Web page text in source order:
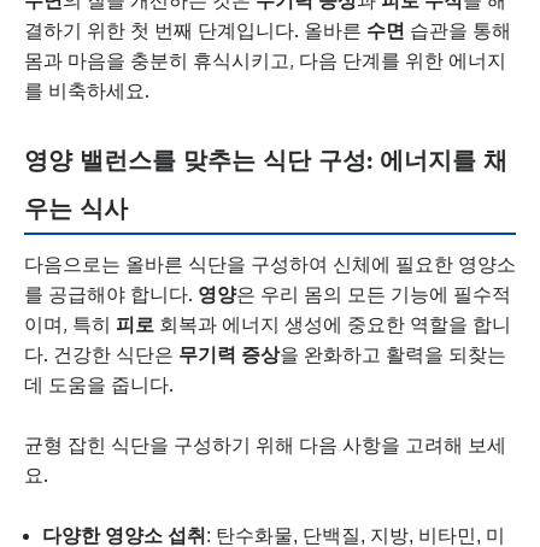
결하기 위한 첫 번째 단계입니다. 올바른 수면 습관을 통해
몸과 마음을 충분히 휴식시키고, 다음 단계를 위한 에너지
를 비축하세요.
영양 밸런스를 맞추는 식단 구성: 에너지를 채
우는 식사
다음으로는 올바른 식단을 구성하여 신체에 필요한 영양소
를 공급해야 합니다. 영양은 우리 몸의 모든 기능에 필수적
이며, 특히 피로 회복과 에너지 생성에 중요한 역할을 합니
다. 건강한 식단은 무기력 증상을 완화하고 활력을 되찾는
데 도움을 줍니다.
균형 잡힌 식단을 구성하기 위해 다음 사항을 고려해 보세
요.
다양한 영양소 섭취 : 탄수화물, 단백질, 지방, 비타민, 미